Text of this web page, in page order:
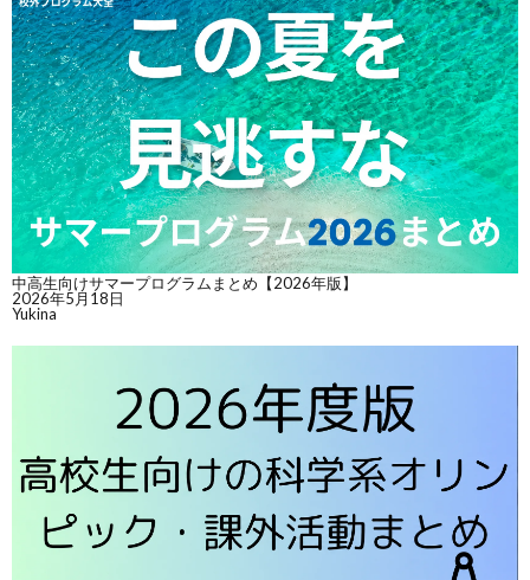
中高生向けサマープログラムまとめ【2026年版】
2026年5月18日
Yukina